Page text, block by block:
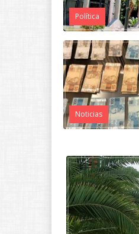
Política
Noticias